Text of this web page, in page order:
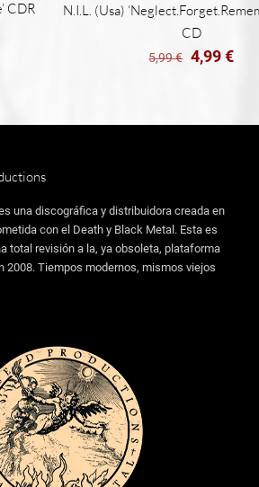
CDR
N.I.L. (Usa)
CD
5,99€ El
5,99 €.
4,99€El
una discográfica y distribuidora creada en
con el Death y Black Metal. Esta es
total revisión a la, ya obsoleta, plataforma
2008. Tiempos modernos, mismos viejos